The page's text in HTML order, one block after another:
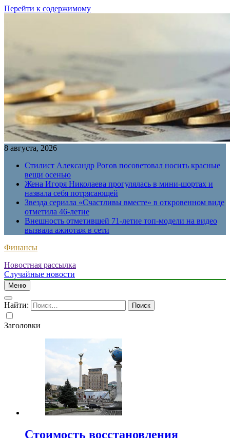
Перейти к содержимому
8 августа, 2026
Стилист Александр Рогов посоветовал носить красные
вещи осенью
Жена Игоря Николаева прогулялась в мини-шортах и
назвала себя потрясающей
Звезда сериала «Счастливы вместе» в откровенном виде
отметила 46-летие
Внешность отметившей 71-летие топ-модели на видео
вызвала ажиотаж в сети
Финансы
Новостная рассылка
Случайные новости
Меню
Найти:
Заголовки
Стоимость восстановления